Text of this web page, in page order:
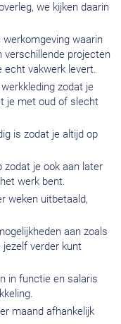
we kijken daarin
waarin
verschillende projecten
echt vakwerk levert.
zodat je
je met oud of slecht
is zodat je altijd op
zodat je ook aan later
werk bent.
weken uitbetaald,
aan zoals
jezelf verder kunt
in functie en salaris
maand afhankelijk